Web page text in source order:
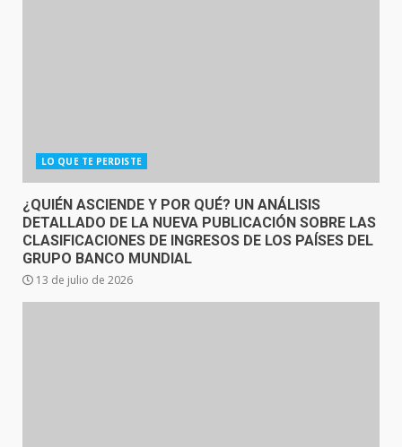
LO QUE TE PERDISTE
¿QUIÉN ASCIENDE Y POR QUÉ? UN ANÁLISIS
DETALLADO DE LA NUEVA PUBLICACIÓN SOBRE LAS
CLASIFICACIONES DE INGRESOS DE LOS PAÍSES DEL
GRUPO BANCO MUNDIAL
13 de julio de 2026